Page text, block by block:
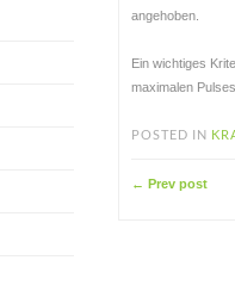
angehoben.
Ein wichtiges
maximalen
POSTED IN
← Prev post